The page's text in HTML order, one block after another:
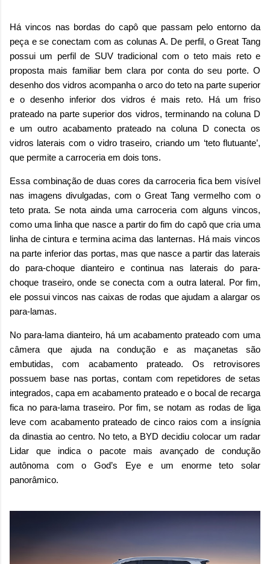
Há vincos nas bordas do capô que passam pelo entorno da
peça e se conectam com as colunas A. De perfil, o Great Tang
possui um perfil de SUV tradicional com o teto mais reto e
proposta mais familiar bem clara por conta do seu porte. O
desenho dos vidros acompanha o arco do teto na parte superior
e o desenho inferior dos vidros é mais reto. Há um friso
prateado na parte superior dos vidros, terminando na coluna D
e um outro acabamento prateado na coluna D conecta os
vidros laterais com o vidro traseiro, criando um ‘teto flutuante’,
que permite a carroceria em dois tons.
Essa combinação de duas cores da carroceria fica bem visível
nas imagens divulgadas, com o Great Tang vermelho com o
teto prata. Se nota ainda uma carroceria com alguns vincos,
como uma linha que nasce a partir do fim do capô que cria uma
linha de cintura e termina acima das lanternas. Há mais vincos
na parte inferior das portas, mas que nasce a partir das laterais
do para-choque dianteiro e continua nas laterais do para-
choque traseiro, onde se conecta com a outra lateral. Por fim,
ele possui vincos nas caixas de rodas que ajudam a alargar os
para-lamas.
No para-lama dianteiro, há um acabamento prateado com uma
câmera que ajuda na condução e as maçanetas são
embutidas, com acabamento prateado. Os retrovisores
possuem base nas portas, contam com repetidores de setas
integrados, capa em acabamento prateado e o bocal de recarga
fica no para-lama traseiro. Por fim, se notam as rodas de liga
leve com acabamento prateado de cinco raios com a insígnia
da dinastia ao centro. No teto, a BYD decidiu colocar um radar
Lidar que indica o pacote mais avançado de condução
autônoma com o God’s Eye e um enorme teto solar
panorâmico.